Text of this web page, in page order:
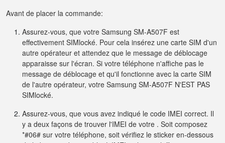
Avant de placer la commande:
Assurez-vous, que votre Samsung SM-A507F est
effectivement SIMlocké. Pour cela insérez une carte SIM d'un
autre opérateur et attendez que le message de déblocage
apparaisse sur l'écran. Si votre téléphone n'affiche pas le
message de déblocage et qu'il fonctionne avec la carte SIM
de l'autre opérateur, votre Samsung SM-A507F N'EST PAS
SIMlocké.
Assurez-vous, que vous avez indiqué le code IMEI correct. Il
y a deux façons de trouver l'IMEI de votre . Soit composez
*#06# sur votre téléphone, soit vérifiez le sticker en-dessous